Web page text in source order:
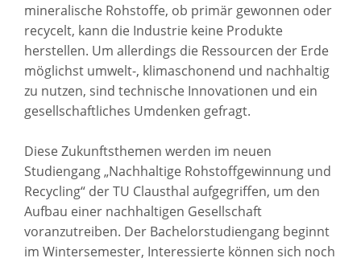
mineralische Rohstoffe, ob primär gewonnen oder
recycelt, kann die Industrie keine Produkte
herstellen. Um allerdings die Ressourcen der Erde
möglichst umwelt-, klimaschonend und nachhaltig
zu nutzen, sind technische Innovationen und ein
gesellschaftliches Umdenken gefragt.
Diese Zukunftsthemen werden im neuen
Studiengang „Nachhaltige Rohstoffgewinnung und
Recycling“ der TU Clausthal aufgegriffen, um den
Aufbau einer nachhaltigen Gesellschaft
voranzutreiben. Der Bachelorstudiengang beginnt
im Wintersemester, Interessierte können sich noch